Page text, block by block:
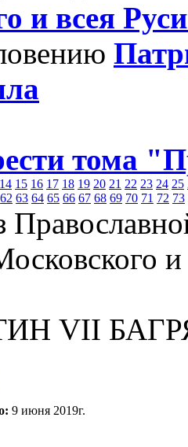
и всея
тома
14 15 16 17 18 19 20 21 22 23 24 25
62 63 64 65 66 67 68 69 70 71 72 73
VII
9 июня 2019г.